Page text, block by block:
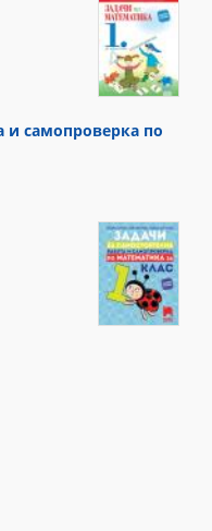
и самопроверка по